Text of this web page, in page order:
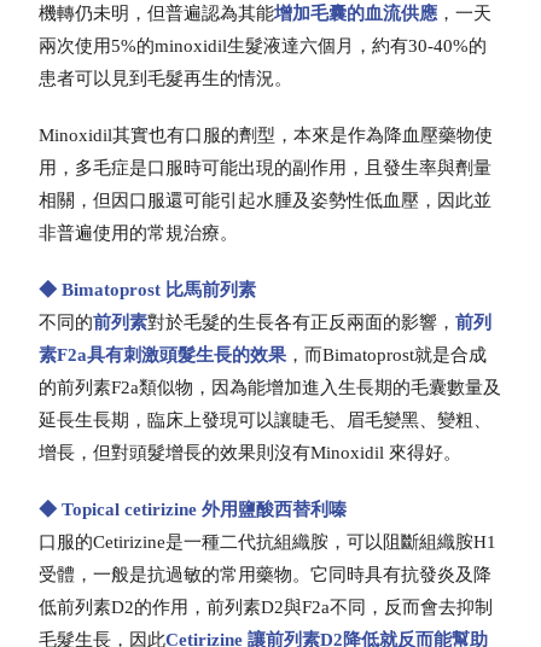
機轉仍未明，但普遍認為其能增加毛囊的血流供應 ，一天
兩次使用5%的minoxidil生髮液達六個月，約有30-40%的
患者可以見到毛髮再生的情況。
Minoxidil其實也有口服的劑型，本來是作為降血壓藥物使
用，多毛症是口服時可能出現的副作用，且發生率與劑量
相關，但因口服還可能引起水腫及姿勢性低血壓，因此並
非普遍使用的常規治療。
◆ Bimatoprost 比馬前列素
不同的前列素對於毛髮的生長各有正反兩面的影響，前列
素F2a具有刺激頭髮生長的效果 ，而Bimatoprost就是合成
的前列素F2a類似物，因為能增加進入生長期的毛囊數量及
延長生長期，臨床上發現可以讓睫毛、眉毛變黑、變粗、
增長，但對頭髮增長的效果則沒有Minoxidil 來得好。
◆ Topical cetirizine 外用鹽酸西替利嗪
口服的Cetirizine是一種二代抗組織胺，可以阻斷組織胺H1
受體，一般是抗過敏的常用藥物。它同時具有抗發炎及降
低前列素D2的作用，前列素D2與F2a不同，反而會去抑制
毛髮生長，因此Cetirizine 讓前列素D2降低就反而能幫助